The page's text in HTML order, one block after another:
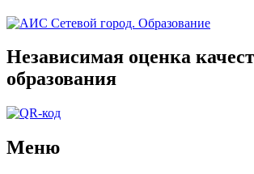
Независимая оценка
образования
Меню